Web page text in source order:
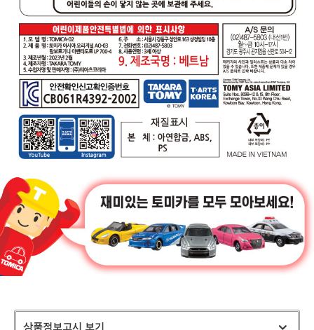
상품정보고시 보기